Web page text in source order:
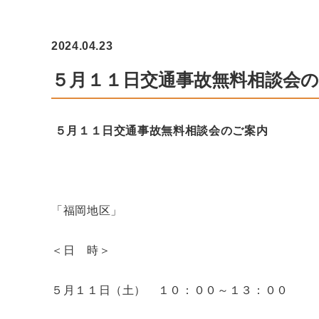
2024.04.23
５月１１日交通事故無料相談会
５月１１日交通事故無料相談会のご案内
「福岡地区」
＜日 時＞
５月１１日（土） １０：００～１３：００